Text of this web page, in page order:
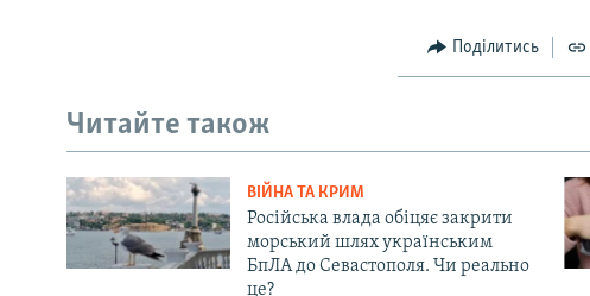
Поділитись
Читайте також
ВІЙНА ТА КРИМ
Російська влада обіцяє закрити
морський шлях українським
БпЛА до Севастополя. Чи реально
це?